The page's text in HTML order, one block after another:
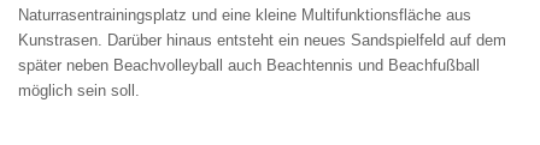
Naturrasentrainingsplatz und eine kleine Multifunktionsfläche aus
Kunstrasen. Darüber hinaus entsteht ein neues Sandspielfeld auf dem
später neben Beachvolleyball auch Beachtennis und Beachfußball
möglich sein soll.